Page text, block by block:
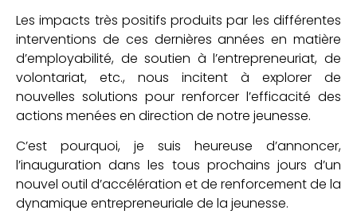
Les impacts très positifs produits par les différentes
interventions de ces dernières années en matière
d’employabilité, de soutien à l’entrepreneuriat, de
volontariat, etc., nous incitent à explorer de
nouvelles solutions pour renforcer l’efficacité des
actions menées en direction de notre jeunesse.
C’est pourquoi, je suis heureuse d’annoncer,
l’inauguration dans les tous prochains jours d’un
nouvel outil d’accélération et de renforcement de la
dynamique entrepreneuriale de la jeunesse.